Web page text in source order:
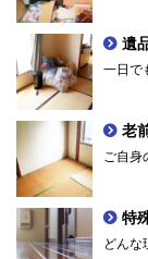
遺
一日で
老
ご自身
特
どんな